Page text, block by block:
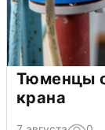
Тюменцы
крана